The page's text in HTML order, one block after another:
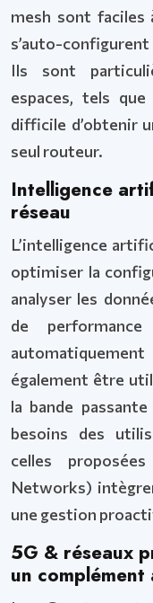
mesh sont
s’auto-
Ils sont
espaces, tels
difficile d’obtenir
seul routeur.
Intelligence
réseau
L’intelligence
optimiser la
analyser les
de
également être
la bande
besoins des
celles
Networks)
une gestion
5G & réseaux
un